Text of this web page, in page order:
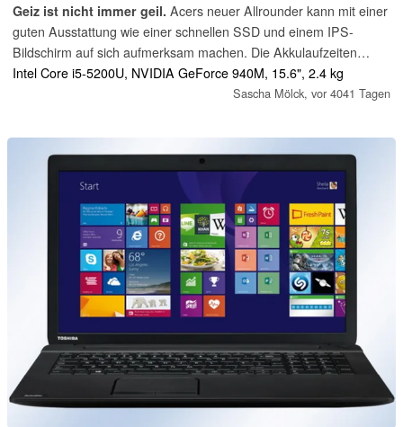
Geiz ist nicht immer geil. Acers neuer Allrounder kann mit einer
guten Ausstattung wie einer schnellen SSD und einem IPS-
Bildschirm auf sich aufmerksam machen. Die Akkulaufzeiten
fallen lediglich durchschnittlich aus, da Acer den Akku im
Vergleich zu demjenigen des Vorgängerrechners stark
Intel Core i5-5200U, NVIDIA GeForce 940M, 15.6", 2.4 kg
Sascha Mölck, vor 4041 Tagen